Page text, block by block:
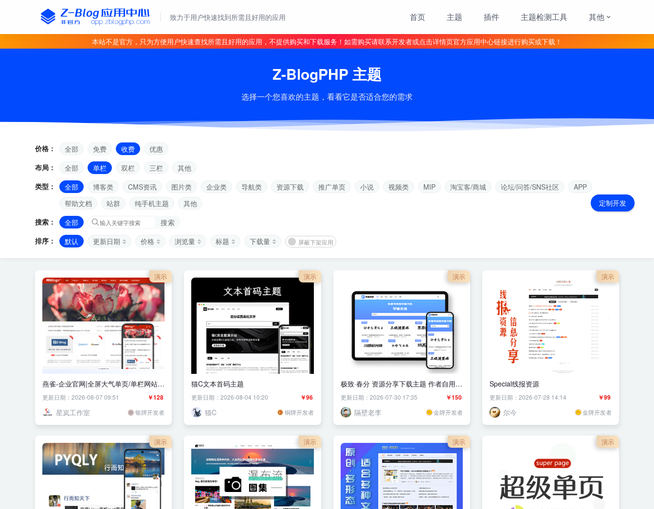
致力于用户快速找到所需且好用的应用 首页 主题 插件 主题检测工具 其他
本站不是官方，只为方便用户快速查找所需且好用的应用，不提供购买和下载服务！如需购买请联系开发者或点击详情页官方应用中心链接进行购买或下载！
Z-BlogPHP 主题
选择一个您喜欢的主题，看看它是否适合您的需求
价格： 全部 免费 收费
优惠
布局：
全部 单栏 双栏 三栏
其他
类型：
全部 博客类 CMS资讯 图片类 企业类 导航类 资源下载 推广单页 小说 视频类 MIP 淘宝客/商城 论坛/问答/SNS社区
APP
帮助文档
站群 纯手机主题
其他
搜索：
全部
搜索
排序：
默认 更新日期 价格 浏览量 标题 下载量 屏蔽下架应用
演示
燕雀-企业官网|全屏大气单页/单栏网站模
板
￥128
更新日期：2026-08-07 09:51
星岚工作室 银牌开发者
演示
猫C文本首码主题
￥96
更新日期：2026-08-04 10:20
猫C 铜牌开发者
演示
极致·春分 资源分享下载主题 作者自用主
题
￥150
更新日期：2026-07-30 17:35
隔壁老李 金牌开发者
演示
Special线报资源
￥99
更新日期：2026-07-28 14:14
尔今 金牌开发者
演示 演示 演示 演示
定制开发